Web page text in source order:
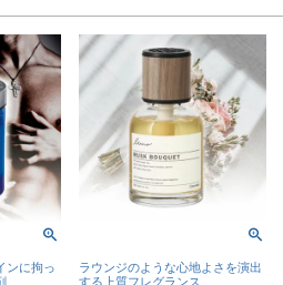
ンに拘っ
ラウンジのような心地よさを演出
する上質フレグランス